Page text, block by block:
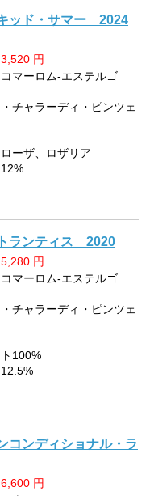
ッド・サマー 2024
3,520 円
マーロム-エステルゴ
チャラーディ・ピンツェ
ーザ、ロザリア
ランティス 2020
5,280 円
マーロム-エステルゴ
チャラーディ・ピンツェ
100%
ンディショナル・ラ
6,600 円